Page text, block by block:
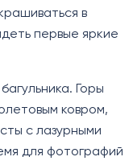
в
первые яркие
Горы
ковром,
с лазурными
для фотографий